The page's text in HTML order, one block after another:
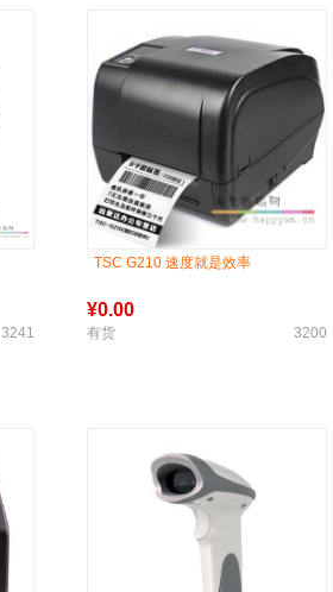
3241
TSC G210 速度就是效率
¥0.00
有货 3200